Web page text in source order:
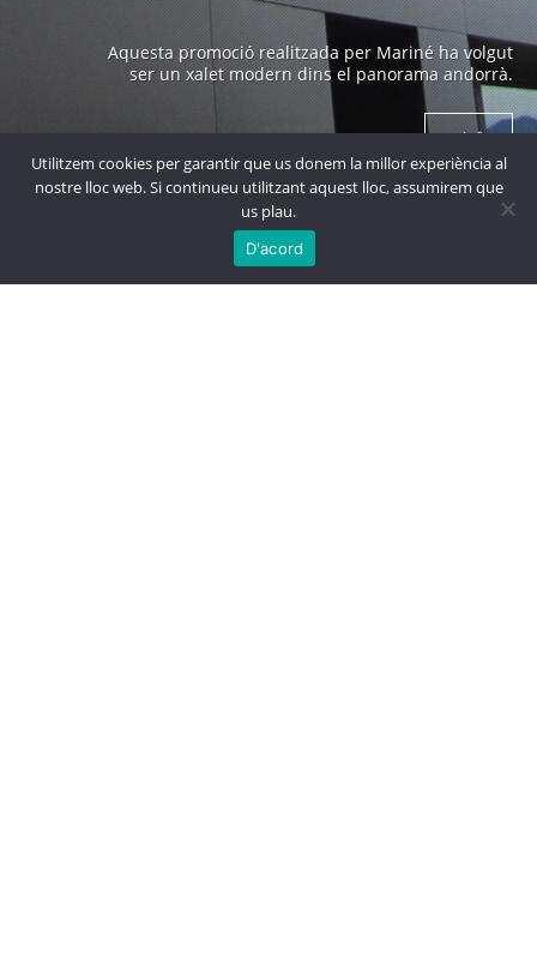
Aquesta promoció realitzada per Mariné ha volgut
ser un xalet modern dins el panorama andorrà.
+ info
Edifici emblemàtic a Andorra construït als anys 70 i
obra de un arquitecte prestigiós com es en Ricard
Bofill.
+ info
PROJECTES
Utilitzem cookies per garantir que us donem la millor experiència al
nostre lloc web. Si continueu utilitzant aquest lloc, assumirem que
us plau.
D'acord